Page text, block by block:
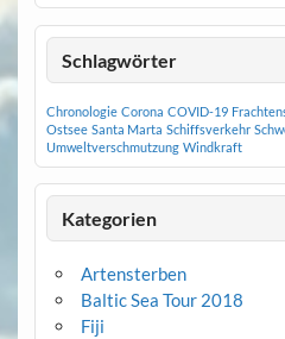
Schlagwörter
Chronologie Corona COVID-19
Ostsee Santa Marta Schiffsverkehr
Umweltverschmutzung Windkraft
Kategorien
Artensterben
Baltic Sea Tour 2018
Fiji